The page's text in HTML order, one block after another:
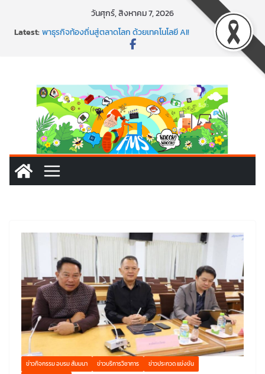
วันศุกร์, สิงหาคม 7, 2026
Latest:พาธุรกิจท้องถิ่นสู่ตลาดโลก ด้วยเทคโนโลยี AI!
SMEs ยุคนี้ ถ้าไม่ใช้ AI ถือว่าพลาดมาก!
พร้อมลุยแล้ว! ปักหมุดโรดแมป AI อัปสกิลธุรกิจให้พุ่งทะยาน
ข่าวกิจกรรม อบรม สัมมนา ข่าวบริการวิชาการ
ข่าวประกวด แข่งขัน